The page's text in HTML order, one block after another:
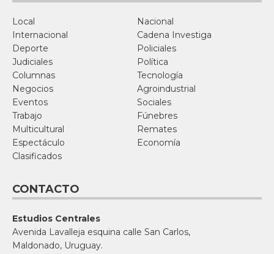
Local
Nacional
Internacional
Cadena Investiga
Deporte
Policiales
Judiciales
Política
Columnas
Tecnología
Negocios
Agroindustrial
Eventos
Sociales
Trabajo
Fúnebres
Multicultural
Remates
Espectáculo
Economía
Clasificados
CONTACTO
Estudios Centrales
Avenida Lavalleja esquina calle San Carlos,
Maldonado, Uruguay.